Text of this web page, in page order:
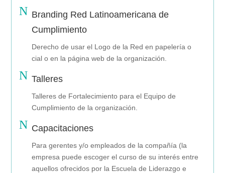
N Branding Red Latinoamericana de
Cumplimiento
Derecho de usar el Logo de la Red en papelería o
cial o en la página web de la organización.
N Talleres
Talleres de Fortalecimiento para el Equipo de
Cumplimiento de la organización.
N Capacitaciones
Para gerentes y/o empleados de la compañía (la
empresa puede escoger el curso de su interés entre
aquellos ofrecidos por la Escuela de Liderazgo e